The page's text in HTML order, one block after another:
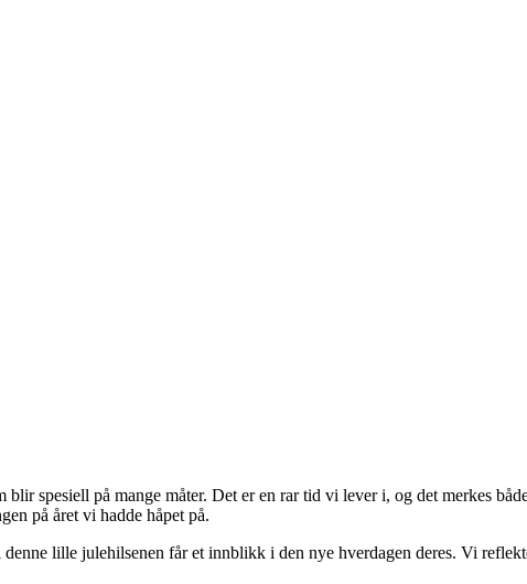
spesiell på mange måter. Det er en rar tid vi lever i, og det merkes
på året vi hadde håpet på.
lille julehilsenen får et innblikk i den nye hverdagen deres. Vi